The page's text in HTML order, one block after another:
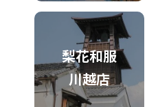
梨花和服
川越店